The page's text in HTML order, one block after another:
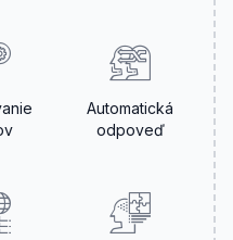
Automatická
odpoveď